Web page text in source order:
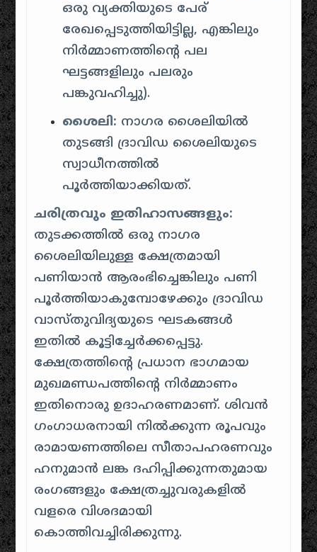
ഒരു വ്യക്തിയുടെ പേര്
രേഖപ്പെടുത്തിയിട്ടില്ല, എങ്കിലും
നിർമ്മാണത്തിന്റെ പല
ഘട്ടങ്ങളിലും പലരും
പങ്കുവഹിച്ചു).
ശൈലി: നാഗര ശൈലിയിൽ
തുടങ്ങി ദ്രാവിഡ ശൈലിയുടെ
സ്വാധീനത്തിൽ
പൂർത്തിയാക്കിയത്.
ചരിത്രവും ഇതിഹാസങ്ങളും:
തുടക്കത്തിൽ ഒരു നാഗര
ശൈലിയിലുള്ള ക്ഷേത്രമായി
പണിയാൻ ആരംഭിച്ചെങ്കിലും പണി
പൂർത്തിയാകുമ്പോഴേക്കും ദ്രാവിഡ
വാസ്തുവിദ്യയുടെ ഘടകങ്ങൾ
ഇതിൽ കൂട്ടിച്ചേർക്കപ്പെട്ടു.
ക്ഷേത്രത്തിന്റെ പ്രധാന ഭാഗമായ
മുഖമണ്ഡപത്തിന്റെ നിർമ്മാണം
ഇതിനൊരു ഉദാഹരണമാണ്. ശിവൻ
ഗംഗാധരനായി നിൽക്കുന്ന രൂപവും
രാമായണത്തിലെ സീതാപഹരണവും
ഹനുമാൻ ലങ്ക ദഹിപ്പിക്കുന്നതുമായ
രംഗങ്ങളും ക്ഷേത്രച്ചുവരുകളിൽ
വളരെ വിശദമായി
കൊത്തിവച്ചിരിക്കുന്നു.